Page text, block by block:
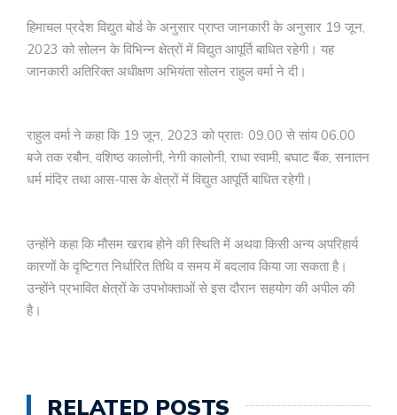
हिमाचल प्रदेश विद्युत बोर्ड के अनुसार प्राप्त जानकारी के अनुसार 19 जून,
2023 को सोलन के विभिन्न क्षेत्रों में विद्युत आपूर्ति बाधित रहेगी। यह
जानकारी अतिरिक्त अधीक्षण अभियंता सोलन राहुल वर्मा ने दी।
राहुल वर्मा ने कहा कि 19 जून, 2023 को प्रातः 09.00 से सांय 06.00
बजे तक रबौन, वशिष्ठ कालोनी, नेगी कालोनी, राधा स्वामी, बघाट बैंक, सनातन
धर्म मंदिर तथा आस-पास के क्षेत्रों में विद्युत आपूर्ति बाधित रहेगी।
उन्होंने कहा कि मौसम खराब होने की स्थिति में अथवा किसी अन्य अपरिहार्य
कारणों के दृष्टिगत निर्धारित तिथि व समय में बदलाव किया जा सकता है।
उन्होंने प्रभावित क्षेत्रों के उपभोक्ताओं से इस दौरान सहयोग की अपील की
है।
RELATED POSTS